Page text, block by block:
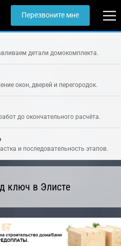
Перезвоните мне
детали домокомплекта.
окон, дверей и перегородок.
до окончательного расчёта.
и последовательность этапов.
ключ в Элисте